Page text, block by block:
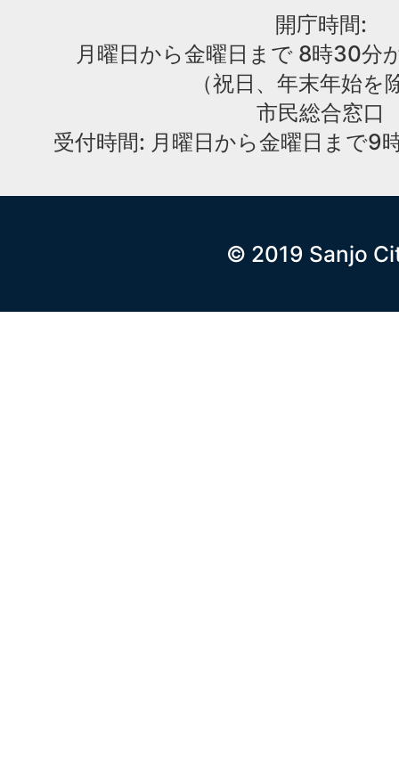
開庁時間:
月曜日から金曜日まで 8時30分
（祝日、年末年始を
市民総合窓口
受付時間: 月曜日から金曜日まで9
© 2019 Sanjo